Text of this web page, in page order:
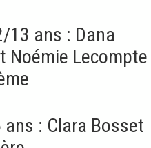
13 ans : Dana
Noémie Lecompte
: Clara Bosset